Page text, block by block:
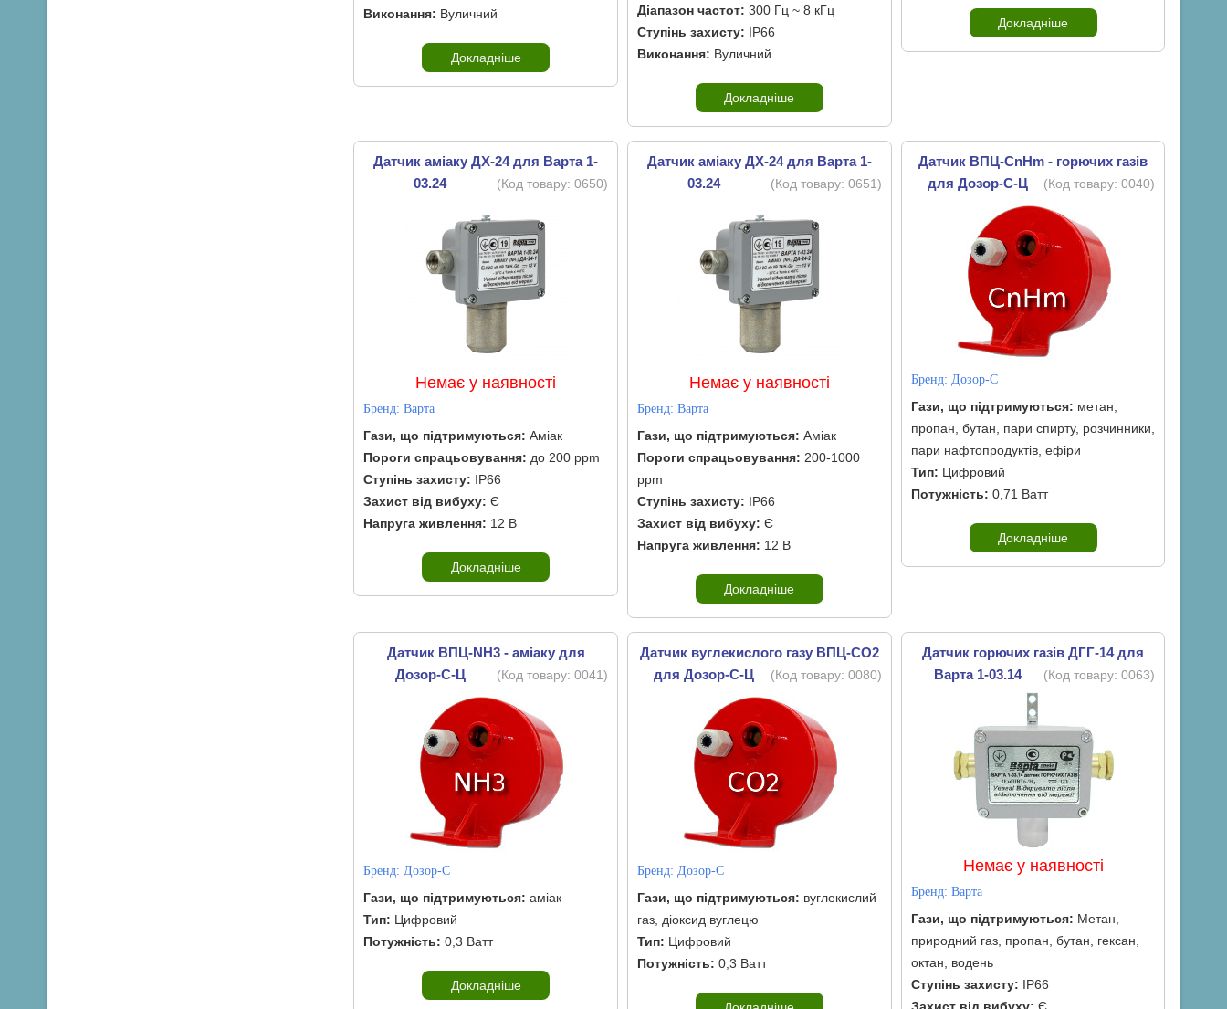
Виконання: Вуличний
Докладніше
Діапазон частот: 300 Гц ~ 8 кГц
Ступінь захисту: IP66
Виконання: Вуличний
Докладніше
Докладніше
Датчик аміаку ДХ-24 для Варта 1-
03.24
(Код товару: 0650)
Немає у наявності
Бренд:Варта
Гази, що підтримуються:Аміак
Пороги спрацьовування: до 200 ppm
Ступінь захисту: IP66
Захист від вибуху:Є
Напруга живлення: 12 В
Докладніше
Датчик аміаку ДХ-24 для Варта 1-
03.24
(Код товару: 0651)
Немає у наявності
Бренд: Варта
Гази, що підтримуються: Аміак
Пороги спрацьовування: 200-1000
ppm
Ступінь захисту: IP66
Захист від вибуху: Є
Напруга живлення: 12 В
Докладніше
Датчик ВПЦ-CnHm - горючих газів
для Дозор-С-Ц
(Код товару:0040)
Бренд: Дозор-С
Гази, що підтримуються: метан,
пропан, бутан, пари спирту, розчинники,
пари нафтопродуктів, ефіри
Тип: Цифровий
Потужність: 0,71 Ватт
Докладніше
Датчик ВПЦ-NH3 - аміаку для
Дозор-С-Ц
(Код товару: 0041)
Бренд: Дозор-С
Гази, що підтримуються: аміак
Тип: Цифровий
Потужність: 0,3 Ватт
Докладніше
Датчик вуглекислого газу ВПЦ-CO2
для Дозор-С-Ц
(Код товару: 0080)
Бренд: Дозор-С
Гази, що підтримуються: вуглекислий
газ, діоксид вуглецю
Тип: Цифровий
Потужність: 0,3 Ватт
Датчик горючих газів ДГГ-14 для
Варта 1-03.14
(Код товару:0063)
Немає у наявності
Бренд: Варта
Гази, що підтримуються: Метан,
природний газ, пропан, бутан, гексан,
октан, водень
Ступінь захисту: IP66